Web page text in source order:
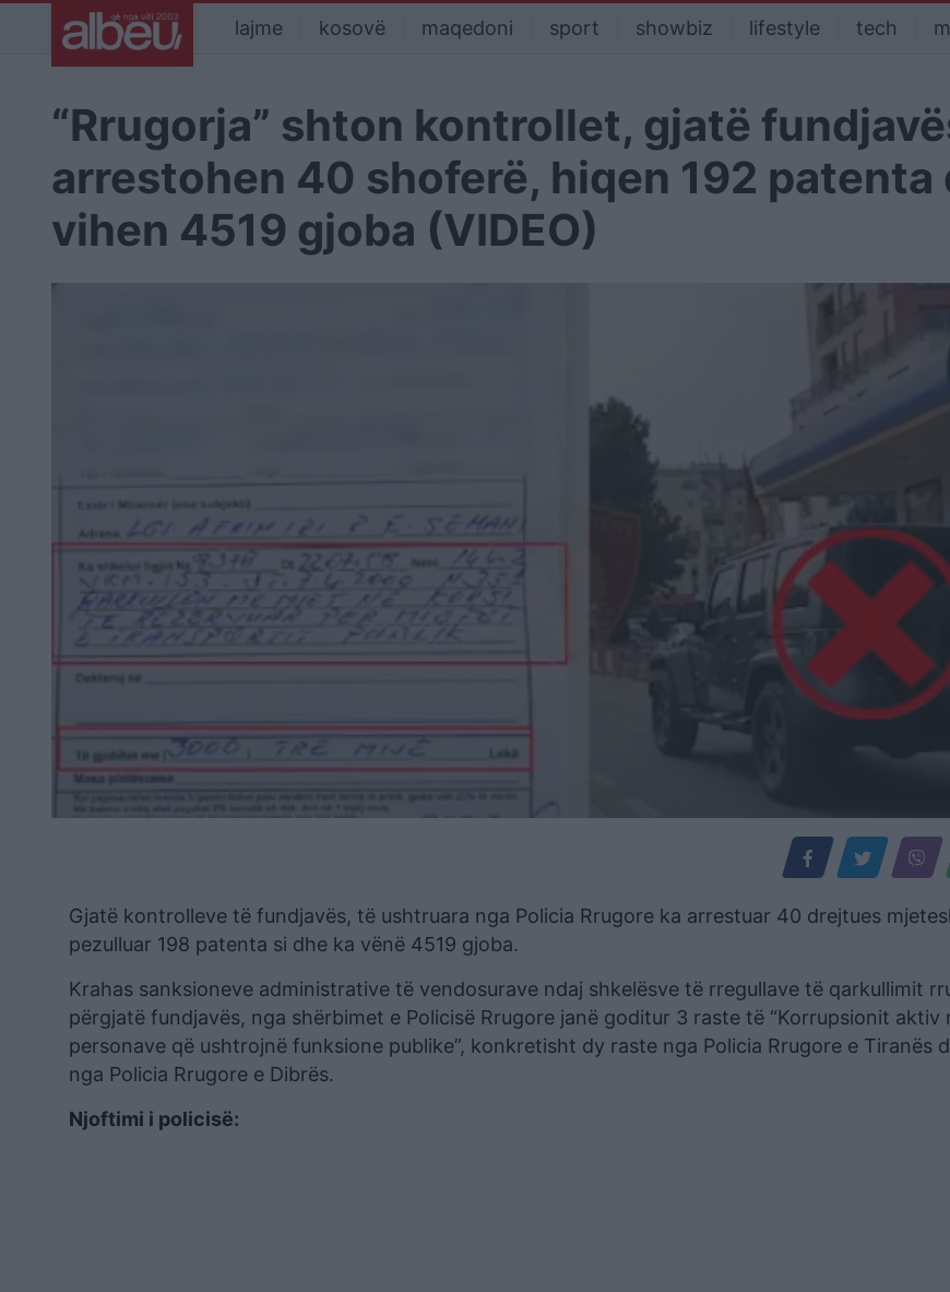
lajme kosovë maqedoni sport showbiz lifestyle tech
“Rrugorja” shton kontrollet, gjatë
arrestohen 40 shoferë, hiqen 192 patenta
vihen 4519 gjoba (VIDEO)
Gjatë kontrolleve të fundjavës, të ushtruara nga Policia Rrugore ka arrestuar 40 drejtues
pezulluar 198 patenta si dhe ka vënë 4519 gjoba.
Krahas sanksioneve administrative të vendosurave ndaj shkelësve të rregullave të qarkullimit
përgjatë fundjavës, nga shërbimet e Policisë Rrugore janë goditur 3 raste të “Korrupsionit aktiv
personave që ushtrojnë funksione publike”, konkretisht dy raste nga Policia Rrugore e Tiranës
nga Policia Rrugore e Dibrës.
Njoftimi i policisë: